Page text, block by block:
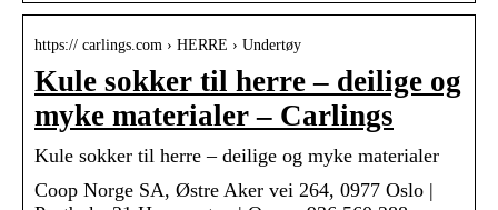
https:// carlings.com › HERRE › Undertøy
Kule sokker til herre – deilige og
myke materialer – Carlings
Kule sokker til herre – deilige og myke materialer
Coop Norge SA, Østre Aker vei 264, 0977 Oslo |